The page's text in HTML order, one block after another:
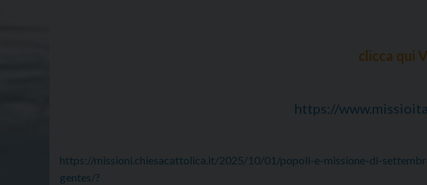
clicca qui
https://
https://missioni.chiesacattolica.it/2025/10/01/popoli-e-missione-di-
gentes/?